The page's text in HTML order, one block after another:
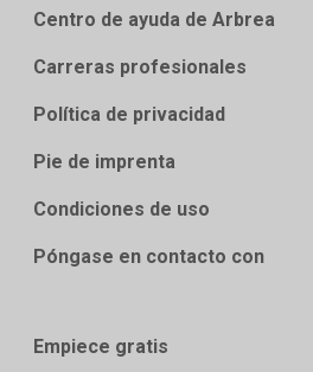
Centro de ayuda de Arbrea
Carreras profesionales
Política de privacidad
Pie de imprenta
Condiciones de uso
Póngase en contacto con
Empiece gratis